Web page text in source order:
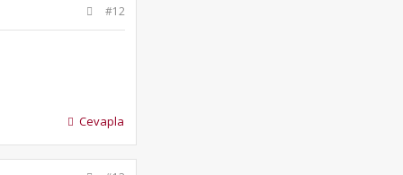
#12
Cevapla